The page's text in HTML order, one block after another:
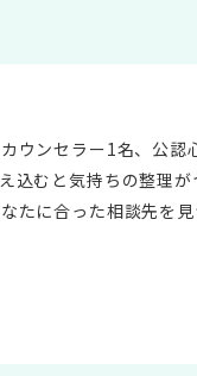
ウンセラー1名、公
込むと気持ちの整理
たに合った相談先を